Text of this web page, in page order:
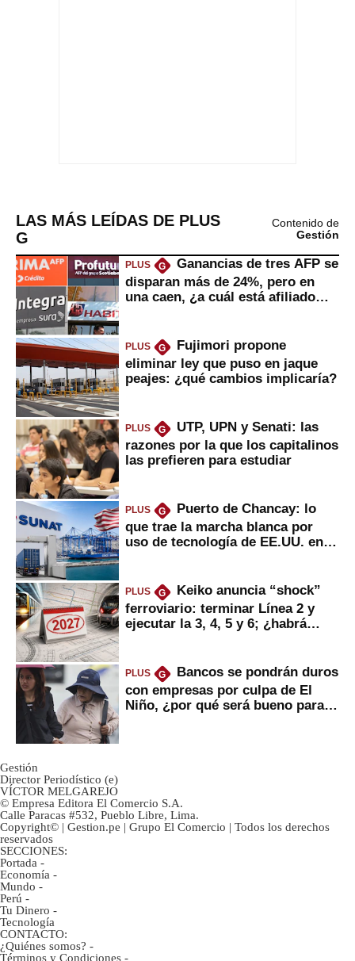
LAS MÁS LEÍDAS DE PLUS
G
Contenido de
Gestión
PLUS G
Ganancias de tres AFP se
disparan más de 24%, pero en
una caen, ¿a cuál está afiliado
PLUS G
Fujimori propone
eliminar ley que puso en jaque
peajes: ¿qué cambios implicaría?
PLUS G
UTP, UPN y Senati: las
razones por la que los capitalinos
las prefieren para estudiar
PLUS G
Puerto de Chancay: lo
que trae la marcha blanca por
uso de tecnología de EE.UU. en
PLUS G
Keiko anuncia “shock”
ferroviario: terminar Línea 2 y
ejecutar la 3, 4, 5 y 6; ¿habrá
PLUS G
Bancos se pondrán duros
con empresas por culpa de El
Niño, ¿por qué será bueno para
Gestión
Director Periodístico (e)
VÍCTOR MELGAREJO
© Empresa Editora El Comercio S.A.
Calle Paracas #532, Pueblo Libre, Lima.
Copyright© | Gestion.pe | Grupo El Comercio | Todos los derechos
reservados
SECCIONES:
Portada -
Economía -
Mundo -
Perú -
Tu Dinero -
Tecnología
CONTACTO:
¿Quiénes somos? -
Términos y Condiciones -